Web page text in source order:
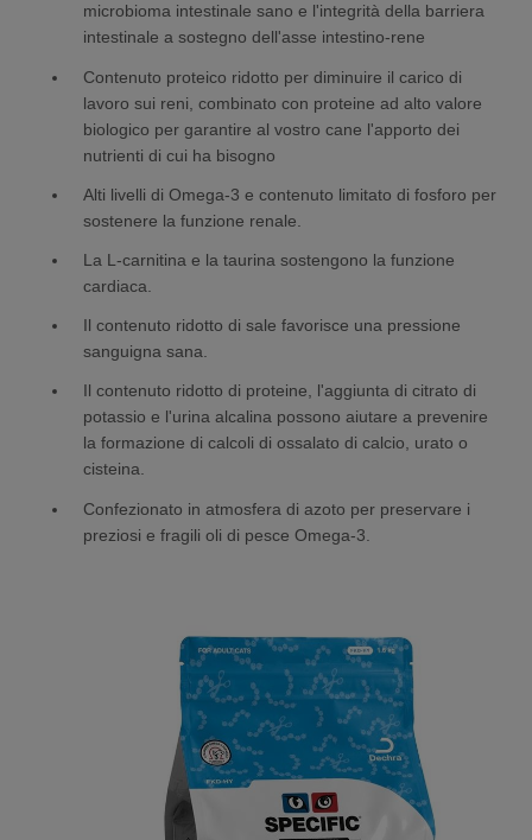
microbioma intestinale sano e l'integrità della barriera
intestinale a sostegno dell'asse intestino-rene
Contenuto proteico ridotto per diminuire il carico di
lavoro sui reni, combinato con proteine ad alto valore
biologico per garantire al vostro cane l'apporto dei
nutrienti di cui ha bisogno
Alti livelli di Omega-3 e contenuto limitato di fosforo per
sostenere la funzione renale.
La L-carnitina e la taurina sostengono la funzione
cardiaca.
Il contenuto ridotto di sale favorisce una pressione
sanguigna sana.
Il contenuto ridotto di proteine, l'aggiunta di citrato di
potassio e l'urina alcalina possono aiutare a prevenire
la formazione di calcoli di ossalato di calcio, urato o
cisteina.
Confezionato in atmosfera di azoto per preservare i
preziosi e fragili oli di pesce Omega-3.